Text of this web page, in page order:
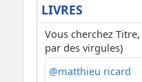
LIVRES
Vous cherchez
par des virgules)